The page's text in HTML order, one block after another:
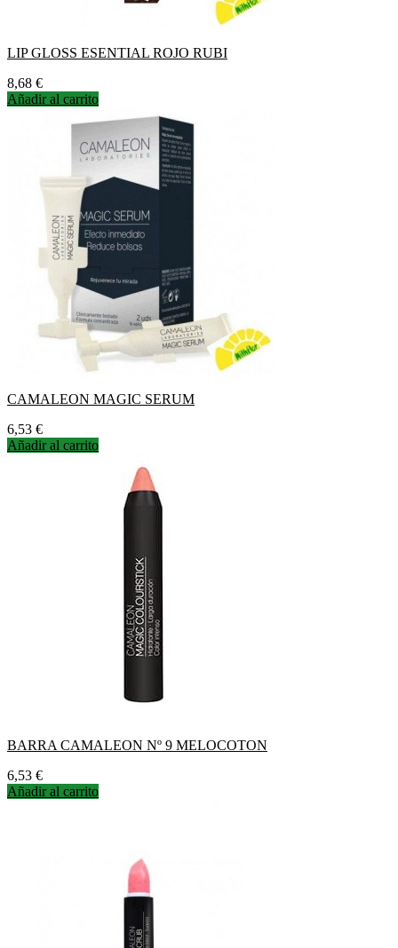
LIP GLOSS ESENTIAL ROJO RUBI
Precio
8,68 €
Añadir al carrito
CAMALEON MAGIC SERUM
Precio
6,53 €
Añadir al carrito
BARRA CAMALEON Nº 9 MELOCOTON
Precio
6,53 €
Añadir al carrito